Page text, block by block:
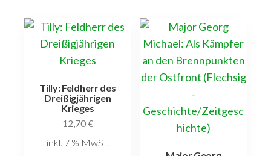
Tilly: Feldherr des
Dreißigjährigen
Krieges
12,70€
inkl. 7 % MwSt.